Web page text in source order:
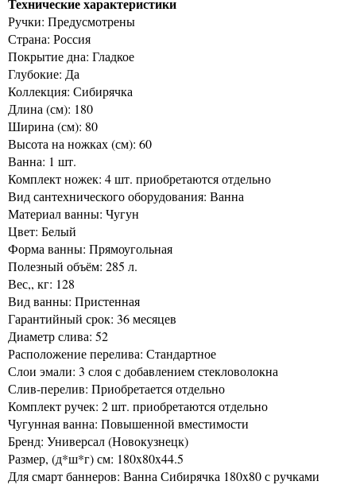
Ручки: Предусмотрены
Страна: Россия
Покрытие дна: Гладкое
Глубокие: Да
Коллекция: Сибирячка
Длина (см): 180
Ширина (см): 80
Высота на ножках (см): 60
Ванна: 1 шт.
Комплект ножек: 4 шт. приобретаются отдельно
Вид сантехнического оборудования: Ванна
Материал ванны: Чугун
Цвет: Белый
Форма ванны: Прямоугольная
Полезный объём: 285 л.
Вес,, кг: 128
Вид ванны: Пристенная
Гарантийный срок: 36 месяцев
Диаметр слива: 52
Расположение перелива: Стандартное
Слои эмали: 3 слоя с добавлением стекловолокна
Слив-перелив: Приобретается отдельно
Комплект ручек: 2 шт. приобретаются отдельно
Чугунная ванна: Повышенной вместимости
Бренд: Универсал (Новокузнецк)
Размер, (д*ш*г) см: 180x80x44.5
Для смарт баннеров: Ванна Сибирячка 180x80 с ручками